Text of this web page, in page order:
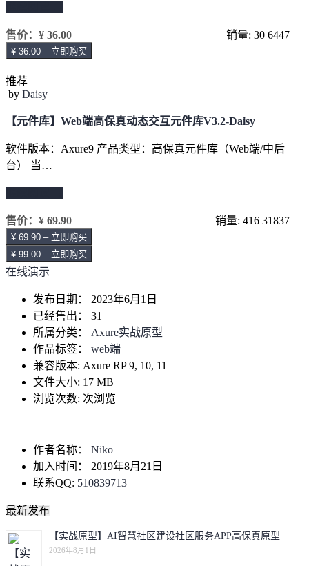
售价： ¥ 36.00 销量: 30 6447
¥ 36.00 – 立即购买
推荐
by Daisy
【元件库】Web端高保真动态交互元件库V3.2-Daisy
软件版本：Axure9 产品类型：高保真元件库（Web端/中后
台） 当…
售价： ¥ 69.90 销量: 416 31837
¥ 69.90 – 立即购买
¥ 99.00 – 立即购买
在线演示
发布日期：
2023年6月1日
已经售出：
31
所属分类：
Axure实战原型
作品标签：
web端
兼容版本: Axure RP 9, 10, 11
文件大小: 17 MB
浏览次数: 次浏览
作者名称：
Niko
加入时间：
2019年8月21日
联系QQ: 510839713
最新发布
【实战原型】AI智慧社区建设社区服务APP高保真原型
2026年8月1日